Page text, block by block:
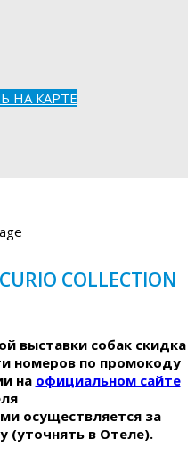
НА КАРТЕ
COLLECTION
выставки собак скидка
номеров по промокоду
на официальном сайте
осуществляется за
(уточнять в Отеле).